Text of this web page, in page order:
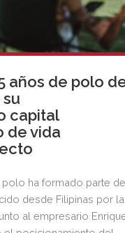
años de polo
capital
de vida
polo ha formado parte
desde Filipinas por la
al empresario